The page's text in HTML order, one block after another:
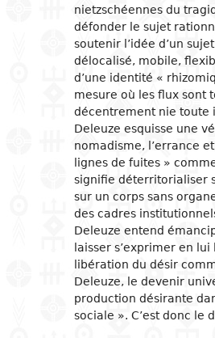
nietzschéennes du
défonder le sujet
soutenir l’idée d’un
délocalisé, mobile,
d’une identité «
mesure où les flux sont
décentrement nie toute
Deleuze esquisse une
nomadisme, l’errance
lignes de fuites »
signifie déterritorialiser
sur un corps sans
des cadres
Deleuze entend
laisser s’exprimer en lui
libération du désir
Deleuze, le devenir
production désirante
sociale ». C’est donc le
Sociology
Economy
OHADA law
Insurance law
Intellectual property law
Land and real estate law